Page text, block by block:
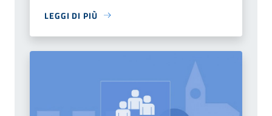
LEGGI DI PIÙ